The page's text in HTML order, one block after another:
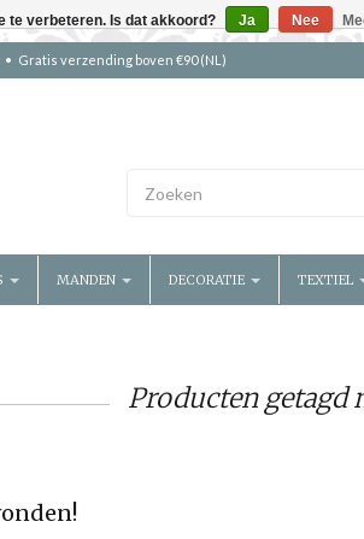
Gratis verzending boven €90 (NL)
MANDEN DECORATIE TEXTIEL
Producten getagd
te verbeteren. Is dat akkoord? Ja Nee